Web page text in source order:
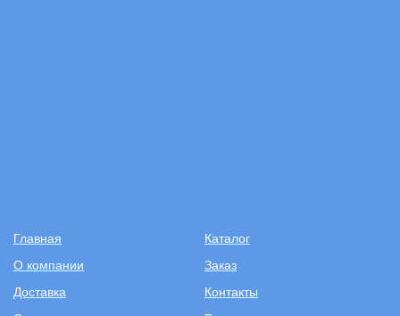
Главная
Каталог
О компании
Заказ
Доставка
Контакты